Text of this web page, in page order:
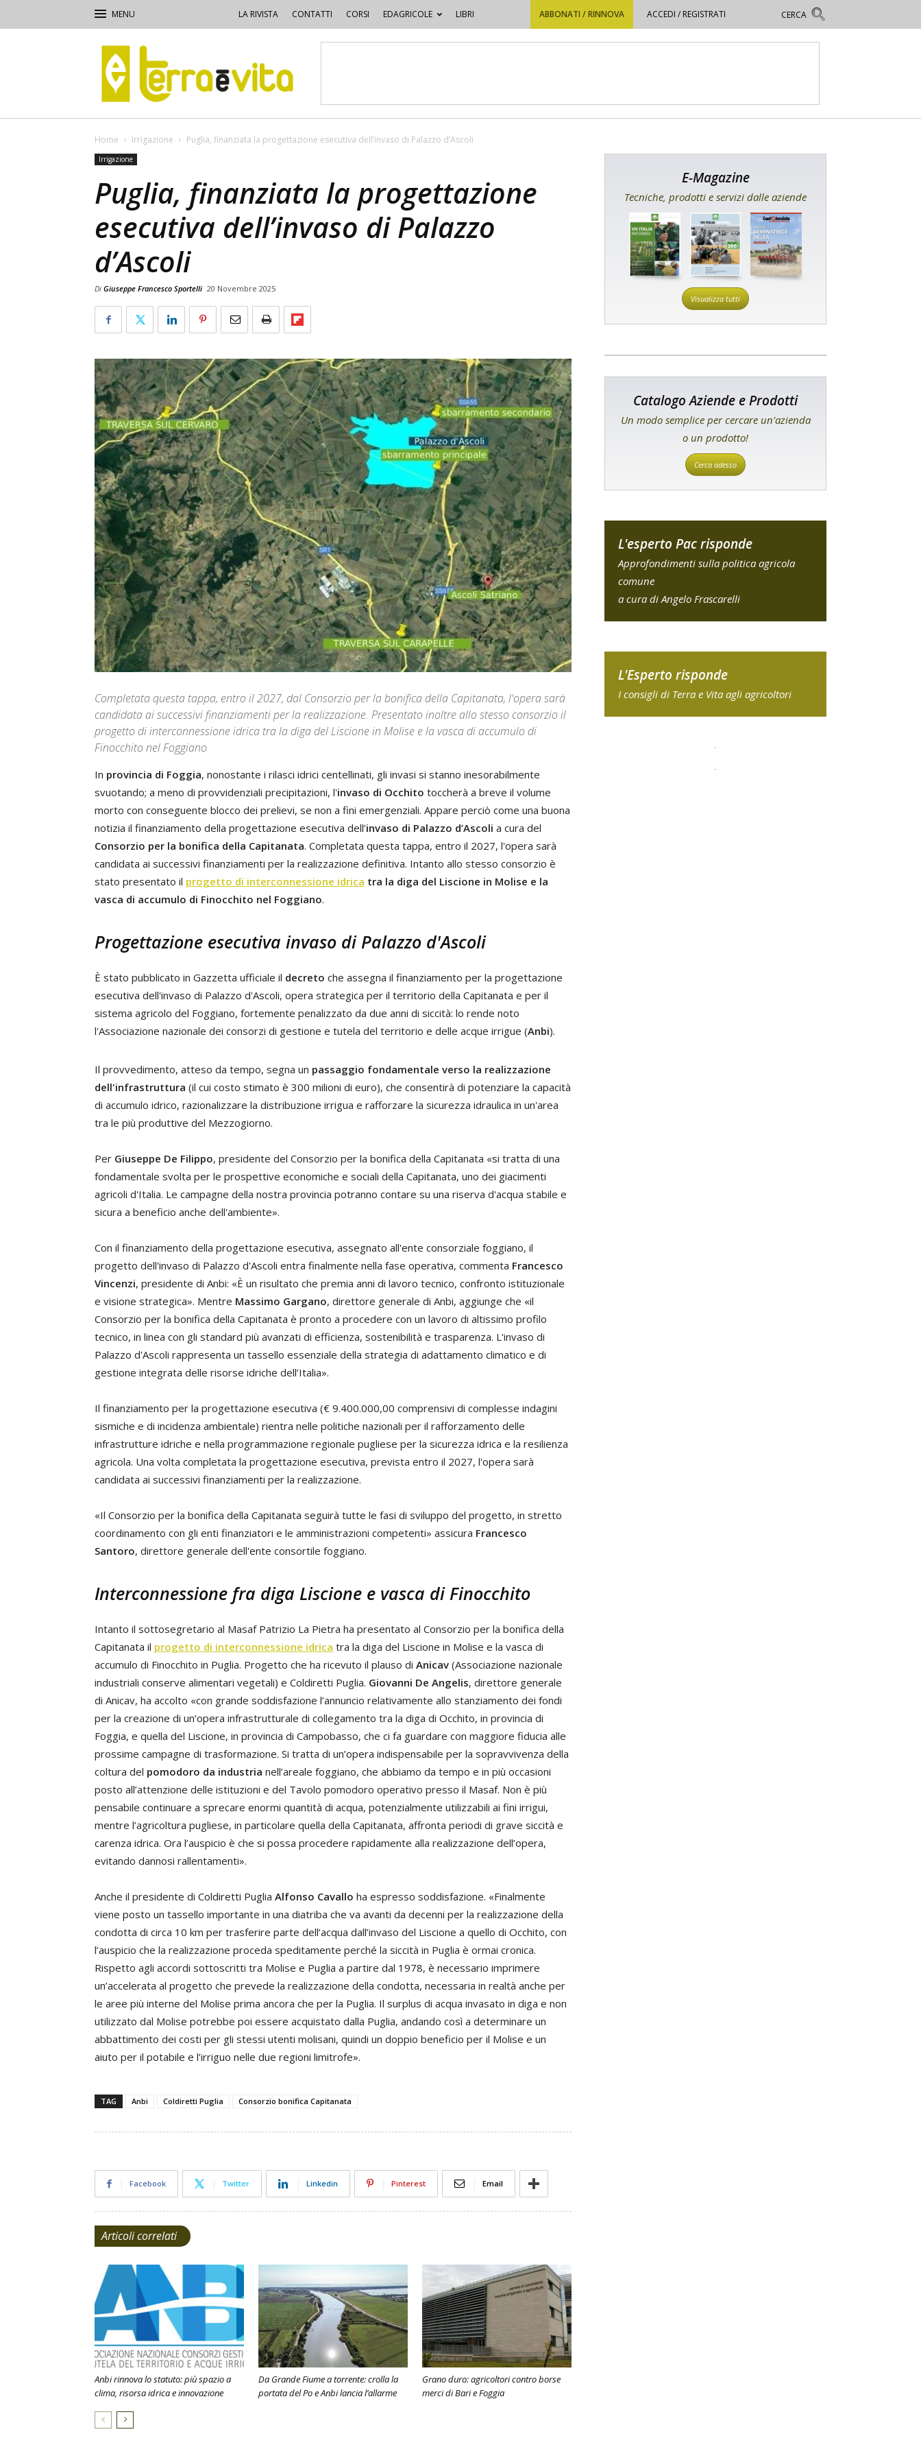
LA RIVISTA CONTATTI CORSI EDAGRICOLE LIBRI ABBONATI / RINNOVA ACCEDI / REGISTRATI
Terra
e
Vita
Home Irrigazione Puglia, finanziata la progettazione esecutiva dell’invaso di Palazzo d’Ascoli
Irrigazione
Puglia, finanziata la progettazione
esecutiva dell’invaso di Palazzo
d’Ascoli
Di Giuseppe Francesco Sportelli 20 Novembre 2025
Completata questa tappa, entro il 2027, dal Consorzio per la bonifica della Capitanata, l'opera sarà
candidata ai successivi finanziamenti per la realizzazione. Presentato inoltre allo stesso consorzio il
progetto di interconnessione idrica tra la diga del Liscione in Molise e la vasca di accumulo di
Finocchito nel Foggiano
In provincia di Foggia, nonostante i rilasci idrici centellinati, gli invasi si stanno inesorabilmente
svuotando; a meno di provvidenziali precipitazioni, l'invaso di Occhito toccherà a breve il volume
morto con conseguente blocco dei prelievi, se non a fini emergenziali. Appare perciò come una buona
notizia il finanziamento della progettazione esecutiva dell’invaso di Palazzo d’Ascoli a cura del
Consorzio per la bonifica della Capitanata. Completata questa tappa, entro il 2027, l'opera sarà
candidata ai successivi finanziamenti per la realizzazione definitiva. Intanto allo stesso consorzio è
stato presentato il progetto di interconnessione idrica tra la diga del Liscione in Molise e la
vasca di accumulo di Finocchito nel Foggiano.
Progettazione esecutiva invaso di Palazzo d'Ascoli
È stato pubblicato in Gazzetta ufficiale il decreto che assegna il finanziamento per la progettazione
esecutiva dell'invaso di Palazzo d'Ascoli, opera strategica per il territorio della Capitanata e per il
sistema agricolo del Foggiano, fortemente penalizzato da due anni di siccità: lo rende noto
l'Associazione nazionale dei consorzi di gestione e tutela del territorio e delle acque irrigue (Anbi).
Il provvedimento, atteso da tempo, segna un passaggio fondamentale verso la realizzazione
dell'infrastruttura (il cui costo stimato è 300 milioni di euro), che consentirà di potenziare la capacità
di accumulo idrico, razionalizzare la distribuzione irrigua e rafforzare la sicurezza idraulica in un'area
tra le più produttive del Mezzogiorno.
Per Giuseppe De Filippo, presidente del Consorzio per la bonifica della Capitanata «si tratta di una
fondamentale svolta per le prospettive economiche e sociali della Capitanata, uno dei giacimenti
agricoli d'Italia. Le campagne della nostra provincia potranno contare su una riserva d'acqua stabile e
sicura a beneficio anche dell'ambiente».
Con il finanziamento della progettazione esecutiva, assegnato all'ente consorziale foggiano, il
progetto dell'invaso di Palazzo d'Ascoli entra finalmente nella fase operativa, commenta Francesco
Vincenzi, presidente di Anbi: «È un risultato che premia anni di lavoro tecnico, confronto istituzionale
e visione strategica». Mentre Massimo Gargano, direttore generale di Anbi, aggiunge che «il
Consorzio per la bonifica della Capitanata è pronto a procedere con un lavoro di altissimo profilo
tecnico, in linea con gli standard più avanzati di efficienza, sostenibilità e trasparenza. L'invaso di
Palazzo d'Ascoli rappresenta un tassello essenziale della strategia di adattamento climatico e di
gestione integrata delle risorse idriche dell’Italia».
Il finanziamento per la progettazione esecutiva (€ 9.400.000,00 comprensivi di complesse indagini
sismiche e di incidenza ambientale) rientra nelle politiche nazionali per il rafforzamento delle
infrastrutture idriche e nella programmazione regionale pugliese per la sicurezza idrica e la resilienza
agricola. Una volta completata la progettazione esecutiva, prevista entro il 2027, l'opera sarà
candidata ai successivi finanziamenti per la realizzazione.
«Il Consorzio per la bonifica della Capitanata seguirà tutte le fasi di sviluppo del progetto, in stretto
coordinamento con gli enti finanziatori e le amministrazioni competenti» assicura Francesco
Santoro, direttore generale dell'ente consortile foggiano.
Interconnessione fra diga Liscione e vasca di Finocchito
Intanto il sottosegretario al Masaf Patrizio La Pietra ha presentato al Consorzio per la bonifica della
Capitanata il progetto di interconnessione idrica tra la diga del Liscione in Molise e la vasca di
accumulo di Finocchito in Puglia. Progetto che ha ricevuto il plauso di Anicav (Associazione nazionale
industriali conserve alimentari vegetali) e Coldiretti Puglia. Giovanni De Angelis, direttore generale
di Anicav, ha accolto «con grande soddisfazione l’annuncio relativamente allo stanziamento dei fondi
per la creazione di un’opera infrastrutturale di collegamento tra la diga di Occhito, in provincia di
Foggia, e quella del Liscione, in provincia di Campobasso, che ci fa guardare con maggiore fiducia alle
prossime campagne di trasformazione. Si tratta di un’opera indispensabile per la sopravvivenza della
coltura del pomodoro da industria nell’areale foggiano, che abbiamo da tempo e in più occasioni
posto all’attenzione delle istituzioni e del Tavolo pomodoro operativo presso il Masaf. Non è più
pensabile continuare a sprecare enormi quantità di acqua, potenzialmente utilizzabili ai fini irrigui,
mentre l’agricoltura pugliese, in particolare quella della Capitanata, affronta periodi di grave siccità e
carenza idrica. Ora l’auspicio è che si possa procedere rapidamente alla realizzazione dell’opera,
evitando dannosi rallentamenti».
Anche il presidente di Coldiretti Puglia Alfonso Cavallo ha espresso soddisfazione. «Finalmente
viene posto un tassello importante in una diatriba che va avanti da decenni per la realizzazione della
condotta di circa 10 km per trasferire parte dell’acqua dall’invaso del Liscione a quello di Occhito, con
l’auspicio che la realizzazione proceda speditamente perché la siccità in Puglia è ormai cronica.
Rispetto agli accordi sottoscritti tra Molise e Puglia a partire dal 1978, è necessario imprimere
un’accelerata al progetto che prevede la realizzazione della condotta, necessaria in realtà anche per
le aree più interne del Molise prima ancora che per la Puglia. Il surplus di acqua invasato in diga e non
utilizzato dal Molise potrebbe poi essere acquistato dalla Puglia, andando così a determinare un
abbattimento dei costi per gli stessi utenti molisani, quindi un doppio beneficio per il Molise e un
aiuto per il potabile e l’irriguo nelle due regioni limitrofe».
TAG Anbi Coldiretti Puglia Consorzio bonifica Capitanata
Facebook Twitter Linkedin Pinterest Email
Articoli correlati
Anbi rinnova lo statuto: più spazio a
clima, risorsa idrica e innovazione
Da Grande Fiume a torrente: crolla la
portata del Po e Anbi lancia l’allarme
Grano duro: agricoltori contro borse
merci di Bari e Foggia
E-Magazine
Tecniche, prodotti e servizi dalle aziende
Visualizza tutti
Catalogo Aziende e Prodotti
Un modo semplice per cercare un'azienda
o un prodotto!
Cerca adesso
L'esperto Pac risponde
Approfondimenti sulla politica agricola
comune
a cura di Angelo Frascarelli
L'Esperto risponde
I consigli di Terra e Vita agli agricoltori